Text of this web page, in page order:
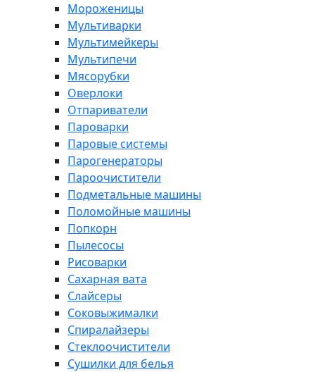
Мороженицы
Мультиварки
Мультимейкеры
Мультипечи
Мясорубки
Оверлоки
Отпариватели
Пароварки
Паровые системы
Парогенераторы
Пароочистители
Подметальные машины
Поломойные машины
Попкорн
Пылесосы
Рисоварки
Сахарная вата
Слайсеры
Соковыжималки
Спиралайзеры
Стеклоочистители
Сушилки для белья